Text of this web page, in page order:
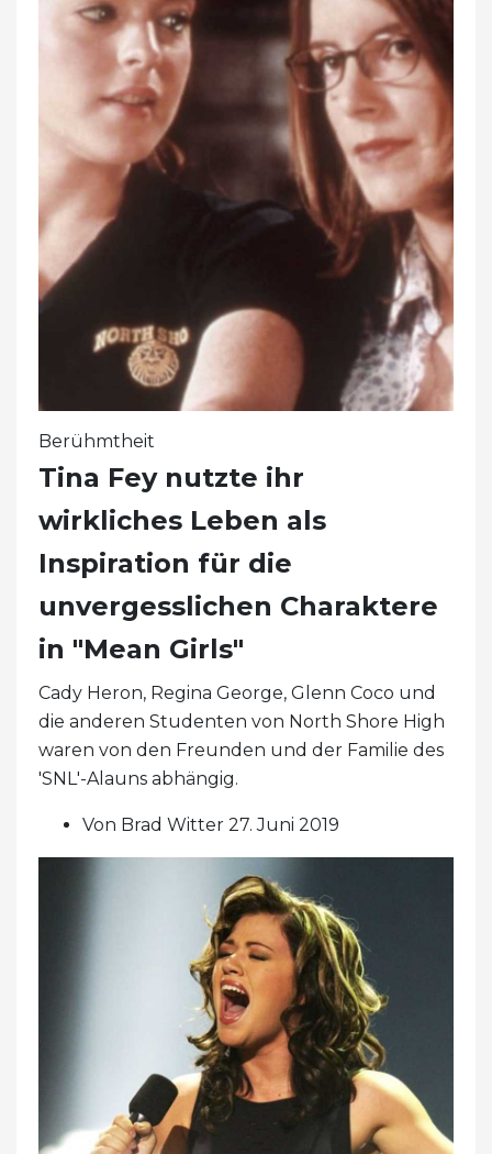
Berühmtheit
Tina Fey nutzte ihr
wirkliches Leben als
Inspiration für die
unvergesslichen Charaktere
in "Mean Girls"
Cady Heron, Regina George, Glenn Coco und
die anderen Studenten von North Shore High
waren von den Freunden und der Familie des
'SNL'-Alauns abhängig.
Von Brad Witter 27. Juni 2019